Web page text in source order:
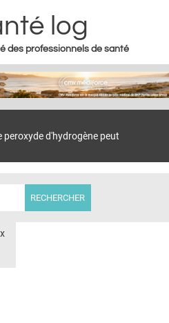
navigation
log
des professionnels de santé
peroxyde d'hydrogène peut